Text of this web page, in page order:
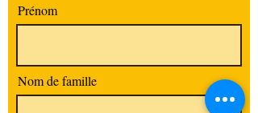
Prénom
Nom de famille